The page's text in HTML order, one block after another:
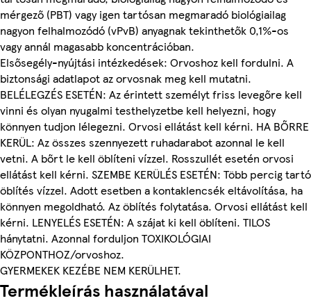
mérgező (PBT) vagy igen tartósan megmaradó biológiailag
nagyon felhalmozódó (vPvB) anyagnak tekinthetők 0,1%-os
vagy annál magasabb koncentrációban.
Elsősegély-nyújtási intézkedések: Orvoshoz kell fordulni. A
biztonsági adatlapot az orvosnak meg kell mutatni.
BELÉLEGZÉS ESETÉN: Az érintett személyt friss levegőre kell
vinni és olyan nyugalmi testhelyzetbe kell helyezni, hogy
könnyen tudjon lélegezni. Orvosi ellátást kell kérni. HA BŐRRE
KERÜL: Az összes szennyezett ruhadarabot azonnal le kell
vetni. A bőrt le kell öblíteni vízzel. Rosszullét esetén orvosi
ellátást kell kérni. SZEMBE KERÜLÉS ESETÉN: Több percig tartó
öblítés vízzel. Adott esetben a kontaklencsék eltávolítása, ha
könnyen megoldható. Az öblítés folytatása. Orvosi ellátást kell
kérni. LENYELÉS ESETÉN: A szájat ki kell öblíteni. TILOS
hánytatni. Azonnal forduljon TOXIKOLÓGIAI
KÖZPONTHOZ/orvoshoz.
GYERMEKEK KEZÉBE NEM KERÜLHET.
Termékleírás használatával